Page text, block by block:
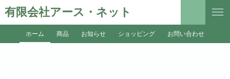
有限会社アース・ネット
ホーム 商品 お知らせ ショッピング お問い合わせ